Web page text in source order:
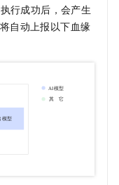
行成功后，会产生
自动上报以下血缘